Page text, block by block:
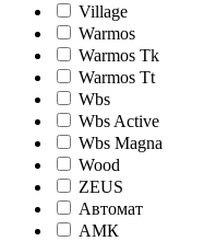
Village
Warmos
Warmos Tk
Warmos Tt
Wbs
Wbs Active
Wbs Magna
Wood
ZEUS
Автомат
АМК